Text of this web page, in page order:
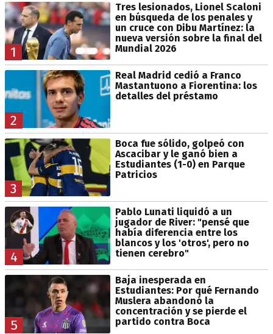
1
Tres lesionados, Lionel Scaloni
en búsqueda de los penales y
un cruce con Dibu Martínez: la
nueva versión sobre la final del
Mundial 2026
2
Real Madrid cedió a Franco
Mastantuono a Fiorentina: los
detalles del préstamo
3
Boca fue sólido, golpeó con
Ascacibar y le ganó bien a
Estudiantes (1-0) en Parque
Patricios
4
Pablo Lunati liquidó a un
jugador de River: "pensé que
había diferencia entre los
blancos y los 'otros', pero no
tienen cerebro"
5
Baja inesperada en
Estudiantes: Por qué Fernando
Muslera abandonó la
concentración y se pierde el
partido contra Boca